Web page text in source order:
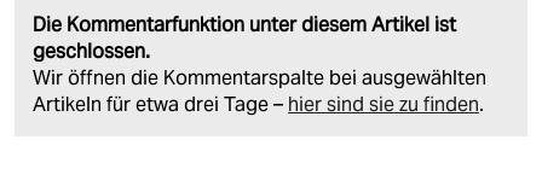
Die Kommentarfunktion unter diesem Artikel ist
geschlossen.
Wir öffnen die Kommentarspalte bei ausgewählten
Artikeln für etwa drei Tage – hier sind sie zu finden.